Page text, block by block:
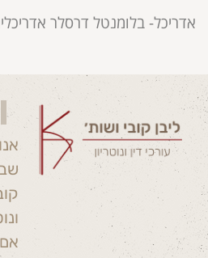
אדריכל- בלומנטל דרסלר